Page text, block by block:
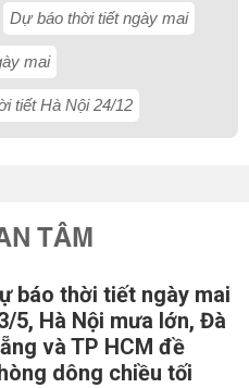
Dự báo thời tiết ngày mai
mai
tiết Hà Nội 24/12
TÂM
báo thời tiết ngày mai
5, Hà Nội mưa lớn, Đà
và TP HCM đề
dông chiều tối